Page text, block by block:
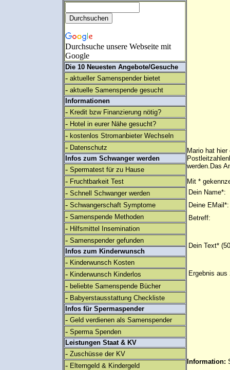
Durchsuche unsere Webseite mit
Google
Die 10 Neuesten Angebote/Gesuche
- aktueller Samenspender bietet
- aktuelle Samenspende gesucht
Informationen
- Kredit bzw Finanzierung nötig?
- Hotel in eurer Nähe gesucht?
- kostenlos Stromanbieter Wechseln
- Datenschutz
Infos zum Schwanger werden
- Spermatest für zu Hause
- Fruchtbarkeit Test
- Schnell Schwanger werden
- Schwangerschaft Symptome
- Samenspende Methoden
- Hilfsmittel Insemination
- Samenspender gefunden
Infos zum Kinderwunsch
- Kinderwunsch Kosten
- Kinderwunsch Kinderlos
- beliebte Samenspende Bücher
- Babyerstausstattung Checkliste
Infos für Spermaspender
- Geld verdienen als Samenspender
- Sperma Spenden
Leistungen Staat & KV
- Zuschüsse der KV
- Elterngeld & Kindergeld
Mario hat
werden.Das
Mit *
Dein Name*:
Deine EMail*:
Betreff:
Dein Text*
Ergebnis aus
Information: